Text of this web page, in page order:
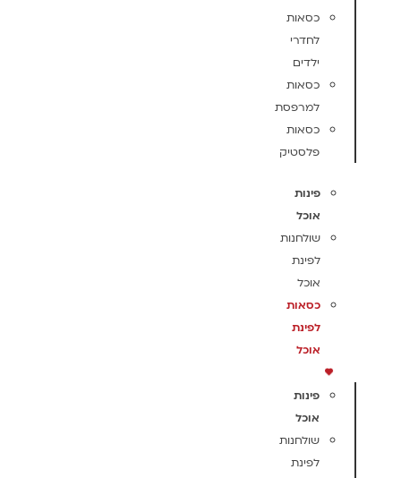
כסאות
לחדרי
ילדים
כסאות
למרפסת
כסאות
פלסטיק
פינות
אוכל
שולחנות
לפינת
אוכל
כסאות
לפינת
אוכל
פינות
אוכל
שולחנות
לפינת